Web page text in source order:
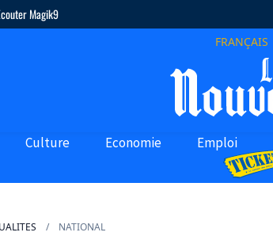
Magik9
FRANÇAIS
Culture Economie Emploi
NATIONAL